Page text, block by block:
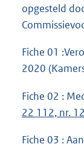
opgesteld
Fiche 01
2020
Fiche 02 :
22 112, nr.
Fiche 03 :